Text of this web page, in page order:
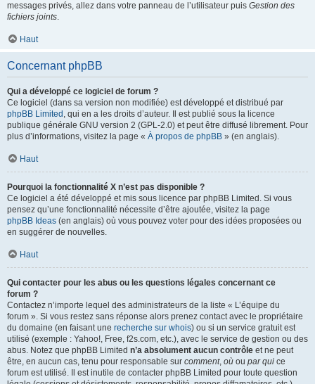
messages privés, allez dans votre panneau de l’utilisateur puis Gestion des
fichiers joints.
Haut
Concernant phpBB
Qui a développé ce logiciel de forum ?
Ce logiciel (dans sa version non modifiée) est développé et distribué par
phpBB Limited , qui en a les droits d’auteur. Il est publié sous la licence
publique générale GNU version 2 (GPL-2.0) et peut être diffusé librement. Pour
plus d’informations, visitez la page « À propos de phpBB » (en anglais).
Haut
Pourquoi la fonctionnalité X n’est pas disponible ?
Ce logiciel a été développé et mis sous licence par phpBB Limited. Si vous
pensez qu’une fonctionnalité nécessite d’être ajoutée, visitez la page
phpBB Ideas (en anglais) où vous pouvez voter pour des idées proposées ou
en suggérer de nouvelles.
Haut
Qui contacter pour les abus ou les questions légales concernant ce
forum ?
Contactez n’importe lequel des administrateurs de la liste « L’équipe du
forum ». Si vous restez sans réponse alors prenez contact avec le propriétaire
du domaine (en faisant une recherche sur whois) ou si un service gratuit est
utilisé (exemple : Yahoo!, Free, f2s.com, etc.), avec le service de gestion ou des
abus. Notez que phpBB Limited n’a absolument aucun contrôle et ne peut
être, en aucun cas, tenu pour responsable sur comment, où ou par qui ce
forum est utilisé. Il est inutile de contacter phpBB Limited pour toute question